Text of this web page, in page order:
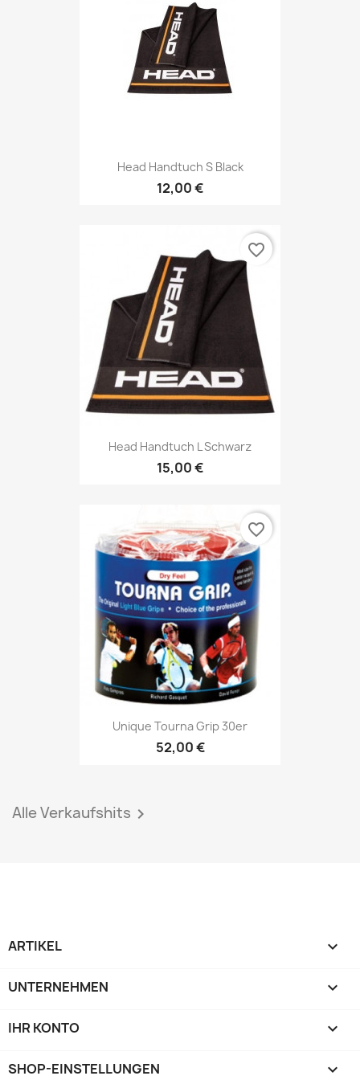
Head Handtuch S Black
12,00 €
Head Handtuch L Schwarz
15,00 €
favorite_border
Unique Tourna Grip 30er
52,00 €
favorite_border
Alle Verkaufshits 
ARTIKEL 
UNTERNEHMEN 
IHR KONTO 
SHOP-EINSTELLUNGEN keyboard_arrow_down